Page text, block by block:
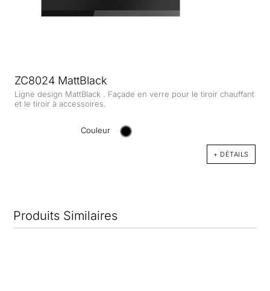
ZC8024 MattBlack
Ligne design MattBlack . Façade en verre pour le tiroir chauffant
et le tiroir à accessoires.
Couleur
+ DÉTAILS
Produits Similaires